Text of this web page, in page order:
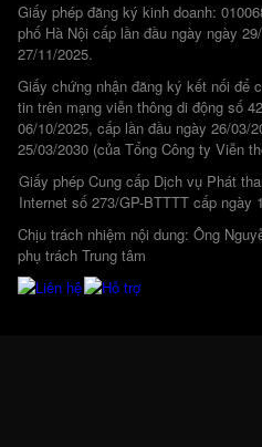
Giấy phép đăng ký kinh doanh:
phố Hà Nội cấp lần đầu ngày ngày
27/11/2025.
Giấy chứng nhận đăng ký kết nối để
tin trên mạng viễn thông di động số
06/10/2025, cấp lần đầu ngày 26/03/
25/03/2030 (của Tổng Công ty Viễn
Giấy phép Cung cấp Dịch vụ Phát
Internet số 273/GP-BTTTT cấp ngày
Chịu trách nhiệm nội dung: Ông
phụ trách Trung tâm